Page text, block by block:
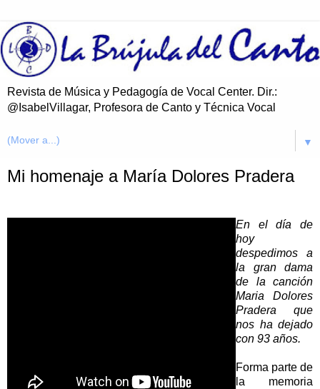
Revista de Música y Pedagogía de Vocal Center. Dir.:
@IsabelVillagar, Profesora de Canto y Técnica Vocal
▼
Mi homenaje a María Dolores Pradera
En el día de
hoy
despedimos a
la gran dama
de la canción
Maria Dolores
Pradera que
nos ha dejado
con 93 años.
Forma parte de
la memoria